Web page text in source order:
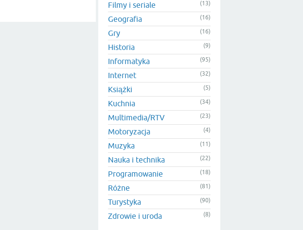
Filmy i seriale (13)
Geografia (16)
Gry (16)
Historia (9)
Informatyka (95)
Internet (32)
Książki (5)
Kuchnia (34)
Multimedia/RTV (23)
Motoryzacja (4)
Muzyka (11)
Nauka i technika (22)
Programowanie (18)
Różne (81)
Turystyka (90)
Zdrowie i uroda (8)